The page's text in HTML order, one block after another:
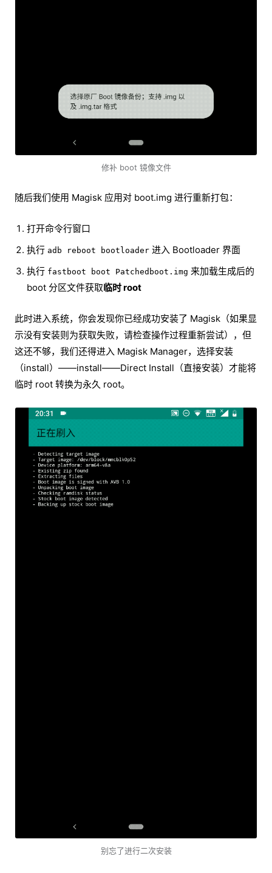
修补 boot 镜像文件
随后我们使用 Magisk 应用对 boot.img 进行重新打包：
打开命令行窗口
执行 adb reboot bootloader 进入 Bootloader 界面
执行 fastboot boot Patchedboot.img 来加载生成后的
boot 分区文件获取临时 root
此时进入系统，你会发现你已经成功安装了 Magisk（如果显
示没有安装则为获取失败，请检查操作过程重新尝试），但
这还不够，我们还得进入 Magisk Manager，选择安装
（install）——install——Direct Install（直接安装）才能将
临时 root 转换为永久 root。
别忘了进行二次安装